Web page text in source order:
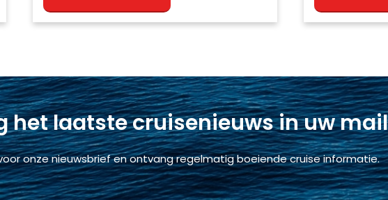
het laatste cruisenieuws in uw
onze nieuwsbrief en ontvang regelmatig boeiende cruise informatie.